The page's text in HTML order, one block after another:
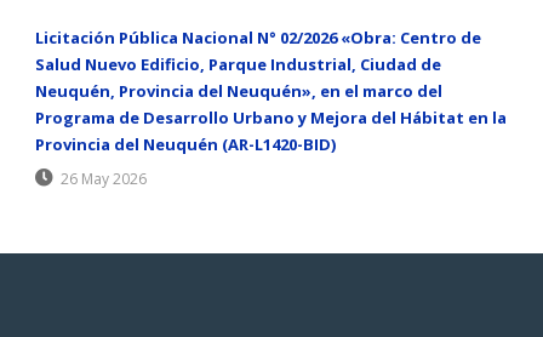
Licitación Pública Nacional N° 02/2026 «Obra: Centro de
Salud Nuevo Edificio, Parque Industrial, Ciudad de
Neuquén, Provincia del Neuquén», en el marco del
Programa de Desarrollo Urbano y Mejora del Hábitat en la
Provincia del Neuquén (AR-L1420-BID)
26 May 2026